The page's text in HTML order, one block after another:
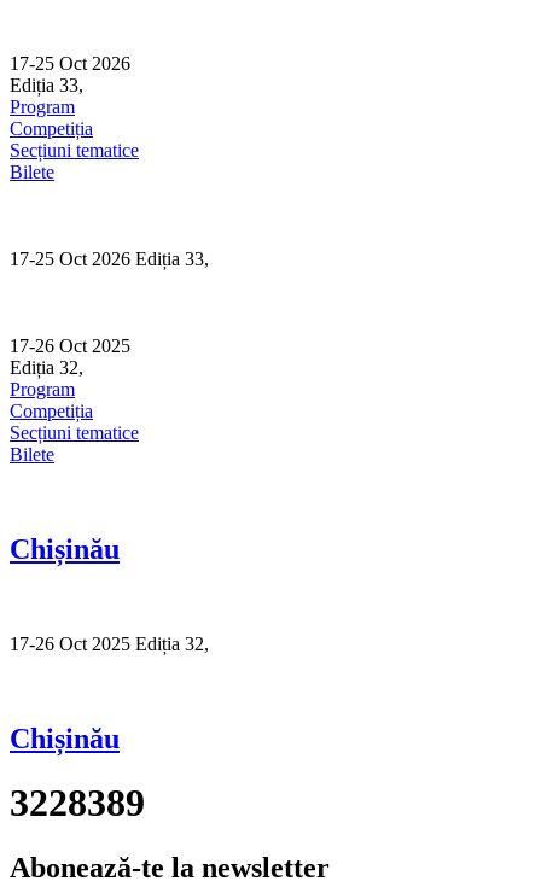
content
17-25 Oct 2026
Ediția 33,
Program
Competiția
Secțiuni tematice
Bilete
17-25 Oct 2026 Ediția 33,
17-26 Oct 2025
Ediția 32,
Program
Competiția
Secțiuni tematice
Bilete
Chișinău
17-26 Oct 2025 Ediția 32,
Chișinău
3228389
Abonează-te la newsletter